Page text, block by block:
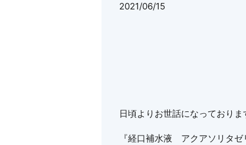
2021/06/15
日頃よりお世話になっており
『経口補水液 アクアソリタ